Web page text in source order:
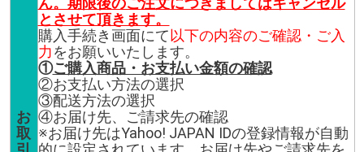
お
取
とさせて頂きます。
購入手続き画面にて以下の内容のご確認・ご入
力をお願いいたします。
①ご購入商品・お支払い金額の確認
②お支払い方法の選択
③配送方法の選択
④お届け先、ご請求先の確認
※お届け先はYahoo! JAPAN IDの登録情報が自動